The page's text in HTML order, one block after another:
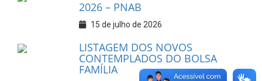
2026 – PNAB
15 de julho de 2026
LISTAGEM DOS NOVOS
CONTEMPLADOS DO BOLSA
FAMÍLIA